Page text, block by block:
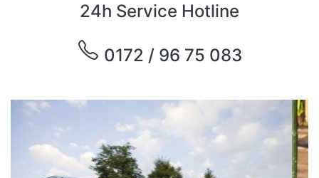
24h Service Hotline
0172 / 96 75 083